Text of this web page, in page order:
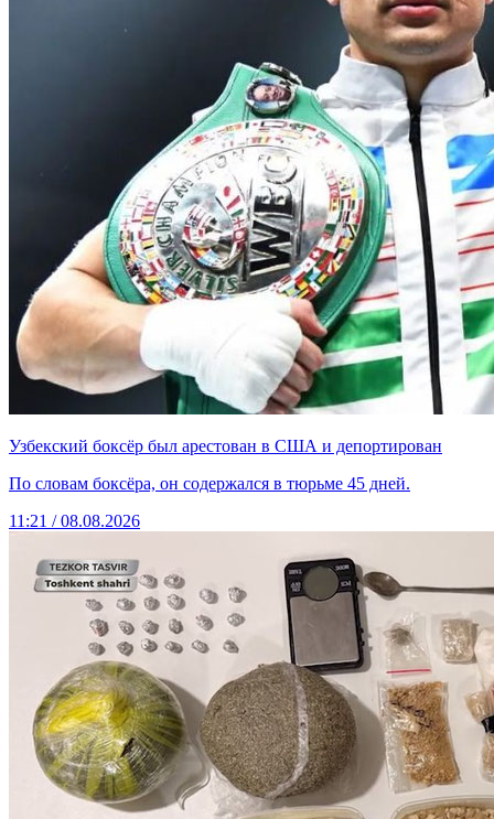
Узбекский боксёр был арестован в США и депортирован
По словам боксёра, он содержался в тюрьме 45 дней.
11:21 / 08.08.2026